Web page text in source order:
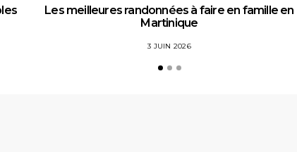
Les meilleures randonnées à faire en famille en
Martinique
3 JUIN 2026